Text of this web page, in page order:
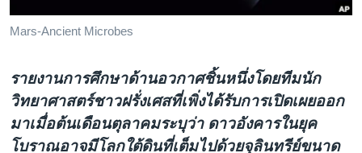
ติดตามเรา
เลือกภาษา
Mars-Ancient Microbes
รายงานการศึกษาด้านอวกาศชิ้นหนึ่งโดยทีมนัก
วิทยาศาสตร์ชาวฝรั่งเศสที่เพิ่งได้รับการเปิดเผยออก
มาเมื่อต้นเดือนตุลาคมระบุว่า ดาวอังคารในยุค
โบราณอาจมีโลกใต้ดินที่เต็มไปด้วยจุลินทรีย์ขนาด